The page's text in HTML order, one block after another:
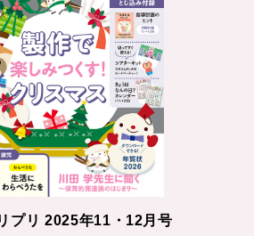
プリ 2025年11・12月号